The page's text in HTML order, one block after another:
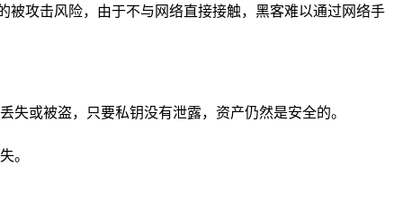
攻击风险，由于不与网络直接接触，黑客难以通过网络手
或被盗，只要私钥没有泄露，资产仍然是安全的。
。